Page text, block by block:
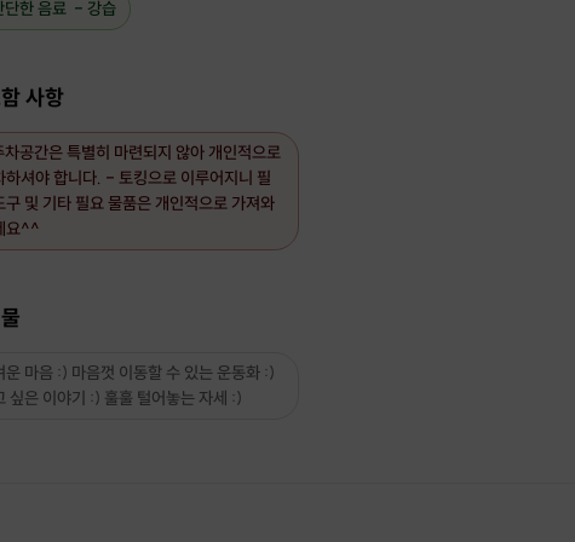
한 음료 - 강습
사항
공간은 특별히 마련되지 않아 개인적으로
하셔야 합니다. - 토킹으로 이루어지니 필
구 및 기타 필요 물품은 개인적으로 가져와
요^^
운 마음 :) 마음껏 이동할 수 있는 운동화 :)
싶은 이야기 :) 훌훌 털어놓는 자세 :)